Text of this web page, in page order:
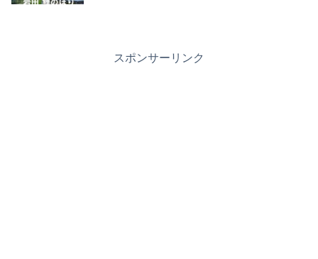
スポンサーリンク